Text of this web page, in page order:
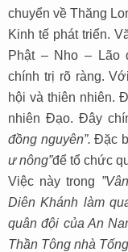
chuyển về Thăng
Kinh tế phát triển.
Phật – Nho – Lão
chính trị rõ ràng.
hội và thiên nhiên.
nhiên Đạo. Đây
đồng nguyên”. Đặc
ư nông”để tổ chức
Việc này trong
Diên Khánh làm
quân đội của An
Thần Tông nhà